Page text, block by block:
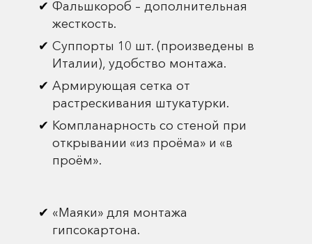
Фальшкороб – дополнительная
жесткость.
Суппорты 10 шт. (произведены в
Италии), удобство монтажа.
Армирующая сетка от
растрескивания штукатурки.
Компланарность со стеной при
открывании «из проёма» и «в
проём».
«Маяки» для монтажа
гипсокартона.